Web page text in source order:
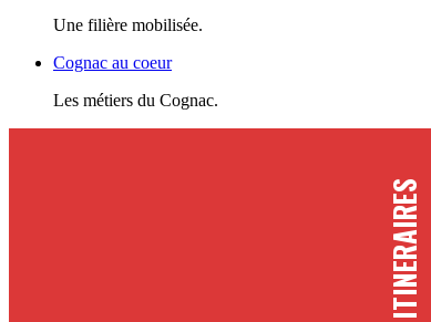
Une filière mobilisée.
Cognac au coeur
Les métiers du Cognac.
ITINERAIRES